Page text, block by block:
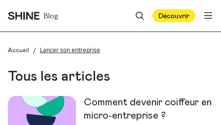
Blog Découvrir
Accueil / Lancer son entreprise
Tous les articles
Comment devenir coiffeur en
micro-entreprise ?